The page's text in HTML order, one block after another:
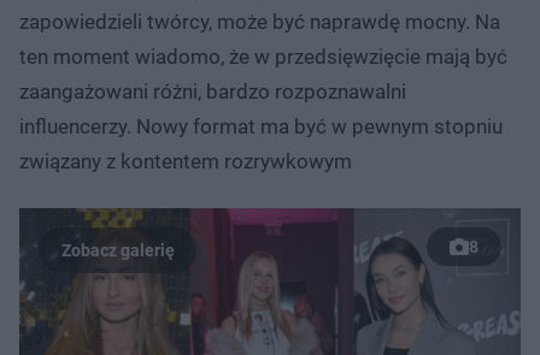
zapowiedzieli twórcy, może być naprawdę mocny. Na
ten moment wiadomo, że w przedsięwzięcie mają być
zaangażowani różni, bardzo rozpoznawalni
influencerzy. Nowy format ma być w pewnym stopniu
związany z kontentem rozrywkowym
8